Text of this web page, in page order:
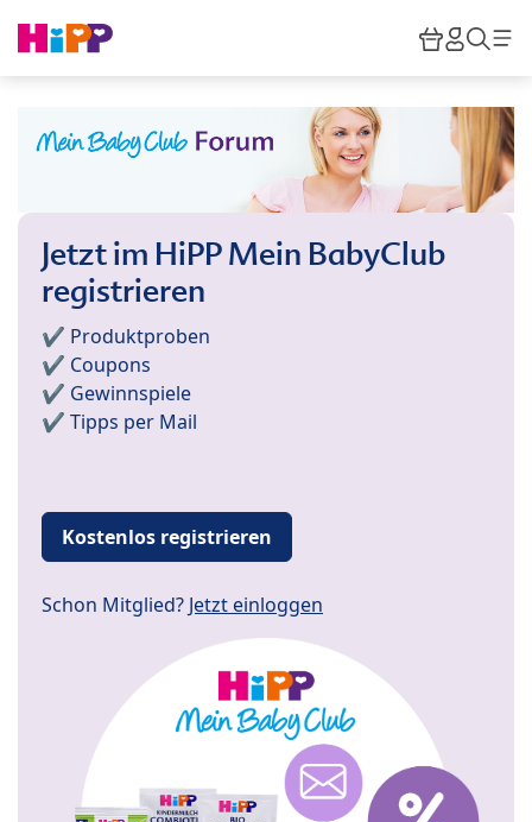
HiPP
Jetzt im HiPP Mein BabyClub
registrieren
✔️ Produktproben
✔️ Coupons
✔️ Gewinnspiele
✔️ Tipps per Mail
Kostenlos registrieren
Schon Mitglied? Jetzt einloggen